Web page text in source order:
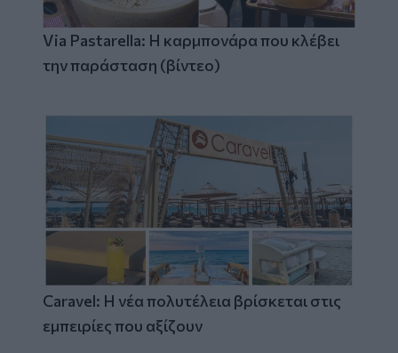
Via Pastarella: Η καρμπονάρα που κλέβει
την παράσταση (βίντεο)
Caravel: Η νέα πολυτέλεια βρίσκεται στις
εμπειρίες που αξίζουν